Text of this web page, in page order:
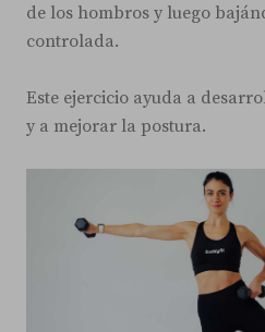
de los hombros y luego
controlada.
Este ejercicio ayuda a
y a mejorar la postura.